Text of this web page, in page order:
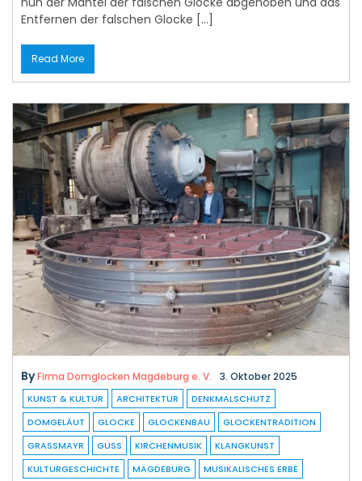
Firma Domglocken Magdeburg e. V. 3. Oktober 2025
DOMGELÄUT
GLOCKE GLOCKENBAU
GLOCKENTRADITION
GRASSMAYR
GUSS KIRCHENMUSIK
KLANGKUNST
KULTURGESCHICHTE
MAGDEBURG
MUSIKALISCHES ERBE
TRADITIONSPFLEGE